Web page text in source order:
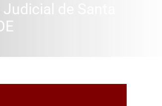
de Santa